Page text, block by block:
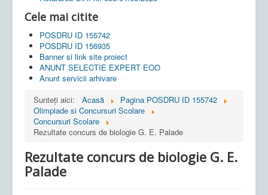
Cele mai citite
POSDRU ID 155742
POSDRU ID 156935
Banner si link site proiect
ANUNT SELECTIE EXPERT EOO
Anunt servicii arhivare
Sunteți aici:
Acasă
Pagina POSDRU ID 155742
Olimpiade si Concursuri Scolare
Concursuri Scolare
Rezultate concurs de biologie G. E. Palade
Rezultate concurs de biologie G. E.
Palade